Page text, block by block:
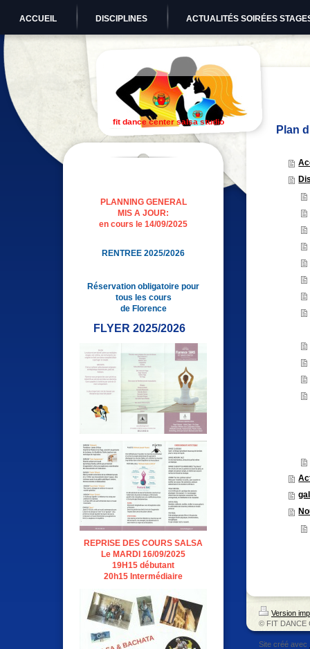
ACCUEIL DISCIPLINES ACTUALITÉS SOIRÉES
fit dance center salsa studio
PLANNING GENERAL
MIS A JOUR:
en cours le 14/09/2025
RENTREE 2025/2026
Réservation obligatoire pour
tous les cours
de Florence
FLYER 2025/2026
REPRISE DES COURS SALSA
Le MARDI 16/09/2025
19H15 débutant
20h15 Intermédiaire
Plan
Version
© FIT DANCE
Site créé avec